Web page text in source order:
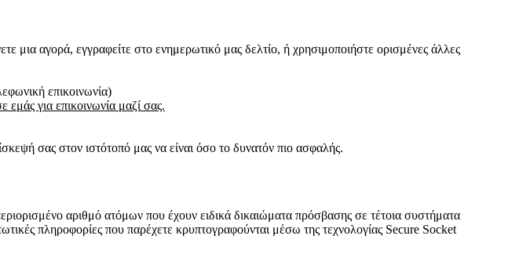
μια αγορά, εγγραφείτε στο ενημερωτικό μας δελτίο, ή χρησιμοποιήστε ορισμένες άλλες
επικοινωνία)
εμάς για επικοινωνία μαζί σας.
σας στον ιστότοπό μας να είναι όσο το δυνατόν πιο ασφαλής.
αριθμό ατόμων που έχουν ειδικά δικαιώματα πρόσβασης σε τέτοια συστήματα
πληροφορίες που παρέχετε κρυπτογραφούνται μέσω της τεχνολογίας Secure Socket